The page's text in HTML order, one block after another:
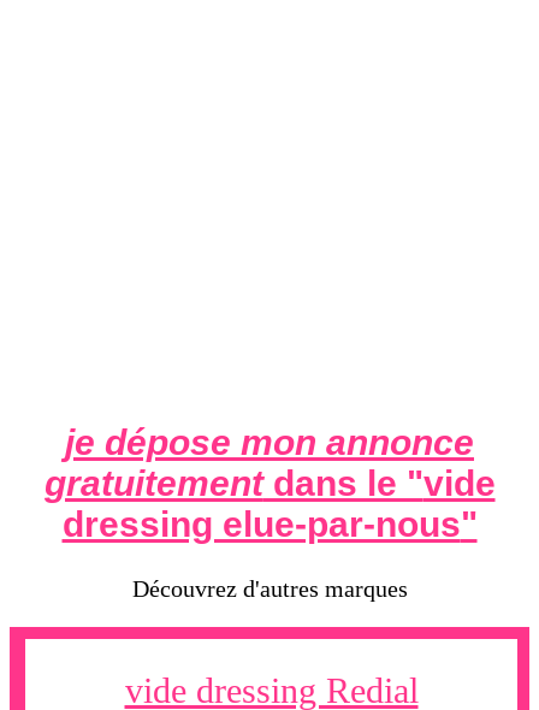
je dépose mon annonce
gratuitementdans le "vide
dressing elue-par-nous"
Découvrez d'autres marques
vide dressing Redial